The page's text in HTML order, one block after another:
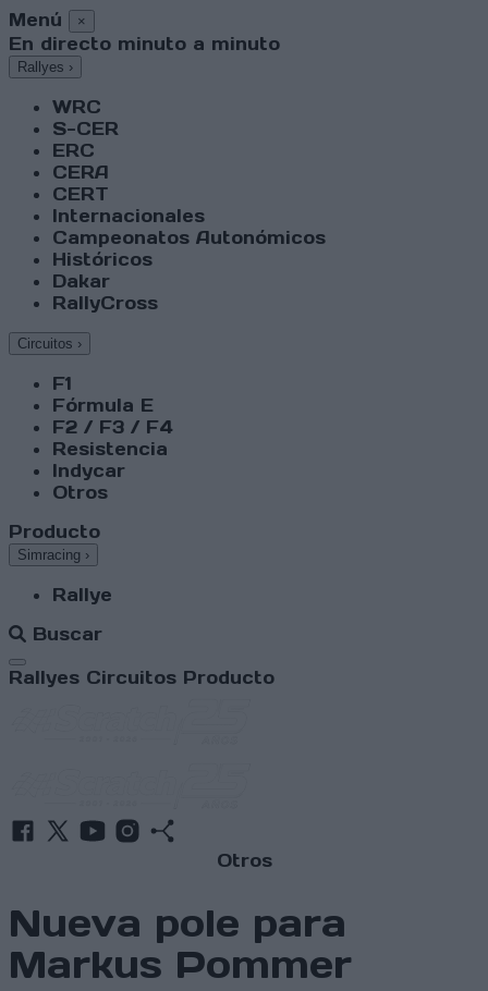
Menú ×
En directo minuto a minuto
Rallyes ›
WRC
S-CER
ERC
CERA
CERT
Internacionales
Campeonatos Autonómicos
Históricos
Dakar
RallyCross
Circuitos ›
F1
Fórmula E
F2 / F3 / F4
Resistencia
Indycar
Otros
Producto
Simracing ›
Rallye
Buscar
Abrir menú
Rallyes Circuitos Producto
Otros
Nueva pole para
Markus Pommer